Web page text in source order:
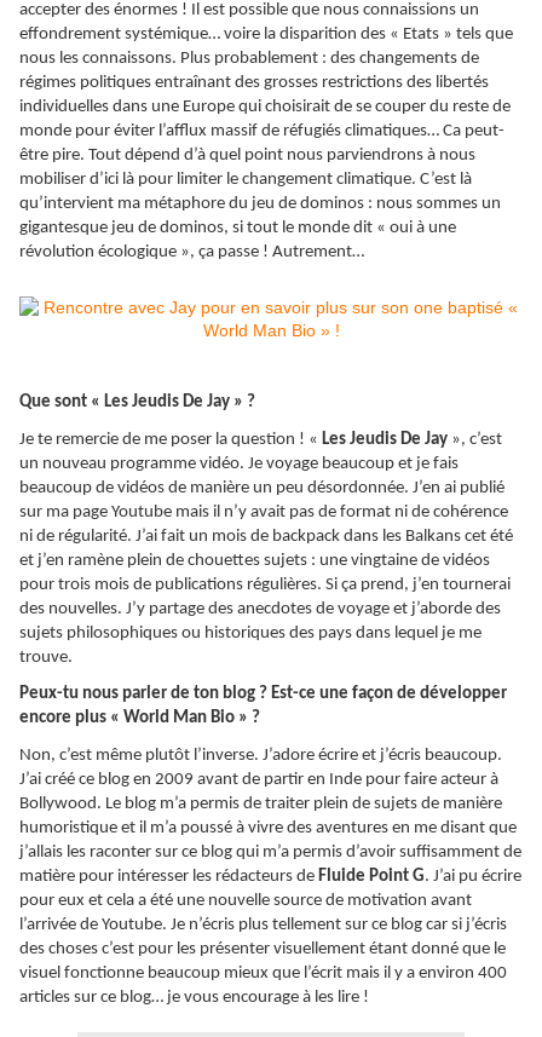
accepter des énormes ! Il est possible que nous connaissions un
effondrement systémique… voire la disparition des « Etats » tels que
nous les connaissons. Plus probablement : des changements de
régimes politiques entraînant des grosses restrictions des libertés
individuelles dans une Europe qui choisirait de se couper du reste de
monde pour éviter l’afflux massif de réfugiés climatiques… Ca peut-
être pire. Tout dépend d’à quel point nous parviendrons à nous
mobiliser d’ici là pour limiter le changement climatique. C’est là
qu’intervient ma métaphore du jeu de dominos : nous sommes un
gigantesque jeu de dominos, si tout le monde dit « oui à une
révolution écologique », ça passe ! Autrement…
Que sont « Les Jeudis De Jay » ?
Je te remercie de me poser la question ! « Les Jeudis De Jay », c’est
un nouveau programme vidéo. Je voyage beaucoup et je fais
beaucoup de vidéos de manière un peu désordonnée. J’en ai publié
sur ma page Youtube mais il n’y avait pas de format ni de cohérence
ni de régularité. J’ai fait un mois de backpack dans les Balkans cet été
et j’en ramène plein de chouettes sujets : une vingtaine de vidéos
pour trois mois de publications régulières. Si ça prend, j’en tournerai
des nouvelles. J’y partage des anecdotes de voyage et j’aborde des
sujets philosophiques ou historiques des pays dans lequel je me
trouve.
Peux-tu nous parler de ton blog ? Est-ce une façon de développer
encore plus « World Man Bio » ?
Non, c’est même plutôt l’inverse. J’adore écrire et j’écris beaucoup.
J’ai créé ce blog en 2009 avant de partir en Inde pour faire acteur à
Bollywood. Le blog m’a permis de traiter plein de sujets de manière
humoristique et il m’a poussé à vivre des aventures en me disant que
j’allais les raconter sur ce blog qui m’a permis d’avoir suffisamment de
matière pour intéresser les rédacteurs de Fluide Point G. J’ai pu écrire
pour eux et cela a été une nouvelle source de motivation avant
l’arrivée de Youtube. Je n’écris plus tellement sur ce blog car si j’écris
des choses c’est pour les présenter visuellement étant donné que le
visuel fonctionne beaucoup mieux que l’écrit mais il y a environ 400
articles sur ce blog… je vous encourage à les lire !